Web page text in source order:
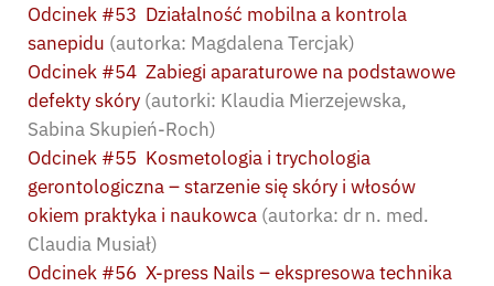
Odcinek #53 Działalność mobilna a kontrola
sanepidu (autorka: Magdalena Tercjak)
Odcinek #54 Zabiegi aparaturowe na podstawowe
defekty skóry (autorki: Klaudia Mierzejewska,
Sabina Skupień-Roch)
Odcinek #55 Kosmetologia i trychologia
gerontologiczna – starzenie się skóry i włosów
okiem praktyka i naukowca (autorka: dr n. med.
Claudia Musiał)
Odcinek #56 X-press Nails – ekspresowa technika